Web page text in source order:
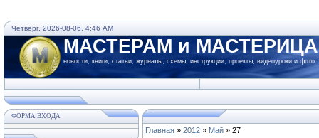
Четверг, 2026-08-06, 4:46 AM
МАСТЕРАМ и
новости, книги, статьи, журналы, схемы, инструкции, проекты, видеоуроки и фото
ФОРМА ВХОДА
Главная » 2012 » Май » 27